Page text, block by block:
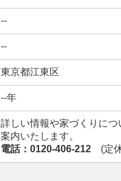
--
--
東京都江東区
--年
詳しい情報や家づくりに
案内いたします。
電話：0120-406-212 (定